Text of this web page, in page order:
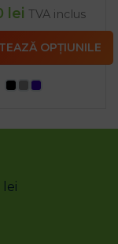
lei TVA inclus
OPȚIUNILE